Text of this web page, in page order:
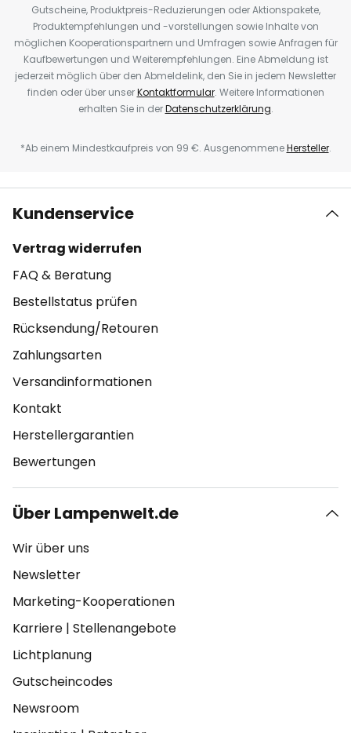
Gutscheine, Produktpreis-Reduzierungen oder Aktionspakete,
Produktempfehlungen und -vorstellungen sowie Inhalte von
möglichen Kooperationspartnern und Umfragen sowie Anfragen für
Kaufbewertungen und Weiterempfehlungen. Eine Abmeldung ist
jederzeit möglich über den Abmeldelink, den Sie in jedem Newsletter
finden oder über unserKontaktformular. Weitere Informationen
erhalten Sie in derDatenschutzerklärung.
*Ab einem Mindestkaufpreis von 99 €. AusgenommeneHersteller.
Kundenservice
Vertrag widerrufen
FAQ & Beratung
Bestellstatus prüfen
Rücksendung/Retouren
Zahlungsarten
Versandinformationen
Kontakt
Herstellergarantien
Bewertungen
Über Lampenwelt.de
Wir über uns
Newsletter
Marketing-Kooperationen
Karriere | Stellenangebote
Lichtplanung
Gutscheincodes
Newsroom